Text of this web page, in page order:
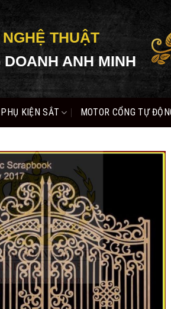
THUẬT
ANH MINH
PHỤ KIỆN SẮT MOTOR CỔNG TỰ